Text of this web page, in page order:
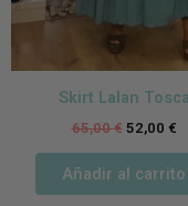
Skirt Lalan Tosca
65,00€ 52,00 €
Añadir al carrito